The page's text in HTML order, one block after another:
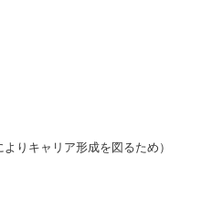
りキャリア形成を図るため）